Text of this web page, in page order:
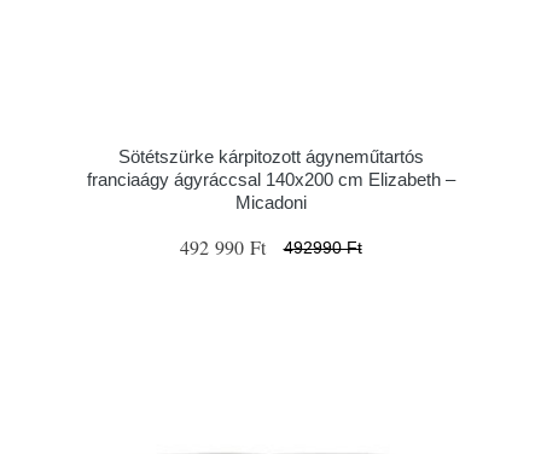
Sötétszürke kárpitozott ágyneműtartós
franciaágy ágyráccsal 140x200 cm Elizabeth –
Micadoni
492 990 Ft 492990 Ft